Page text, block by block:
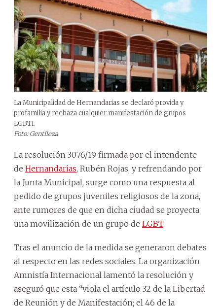
La Municipalidad de Hernandarias se declaró provida y
profamilia y rechaza cualquier manifestación de grupos
LGBTI.
Foto: Gentileza
La resolución 3076/19 firmada por el intendente
de Hernandarias, Rubén Rojas, y refrendando por
la Junta Municipal, surge como una respuesta al
pedido de grupos juveniles religiosos de la zona,
ante rumores de que en dicha ciudad se proyecta
una movilización de un grupo de LGBT.
Tras el anuncio de la medida se generaron debates
al respecto en las redes sociales. La organización
Amnistía Internacional lamentó la resolución y
aseguró que esta “viola el artículo 32 de la Libertad
de Reunión y de Manifestación; el 46 de la